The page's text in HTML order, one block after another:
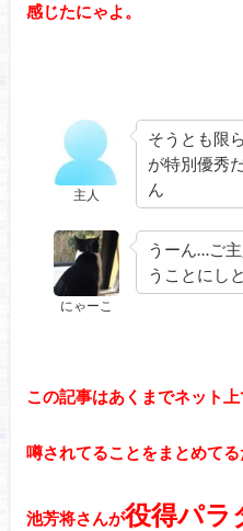
感じたにゃよ。
主人
そうとも限
が特別優秀
ん
にゃーこ
うーん…ご
うことにし
この記事はあくまでネット上
噂されてることをまとめてる
池芳将さんが役得パラ